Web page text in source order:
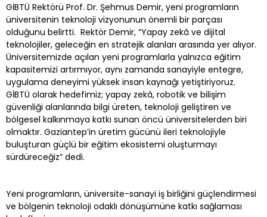
GİBTÜ Rektörü Prof. Dr. Şehmus Demir, yeni programların
üniversitenin teknoloji vizyonunun önemli bir parçası
olduğunu belirtti. Rektör Demir, “Yapay zekâ ve dijital
teknolojiler, geleceğin en stratejik alanları arasında yer alıyor.
Üniversitemizde açılan yeni programlarla yalnızca eğitim
kapasitemizi artırmıyor, aynı zamanda sanayiyle entegre,
uygulama deneyimi yüksek insan kaynağı yetiştiriyoruz.
GİBTÜ olarak hedefimiz; yapay zekâ, robotik ve bilişim
güvenliği alanlarında bilgi üreten, teknoloji geliştiren ve
bölgesel kalkınmaya katkı sunan öncü üniversitelerden biri
olmaktır. Gaziantep’in üretim gücünü ileri teknolojiyle
buluşturan güçlü bir eğitim ekosistemi oluşturmayı
sürdüreceğiz” dedi.
Yeni programların, üniversite-sanayi iş birliğini güçlendirmesi
ve bölgenin teknoloji odaklı dönüşümüne katkı sağlaması